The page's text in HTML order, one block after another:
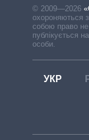
© 2009—2026
охороняються
собою право
публікується
особи.
УКР